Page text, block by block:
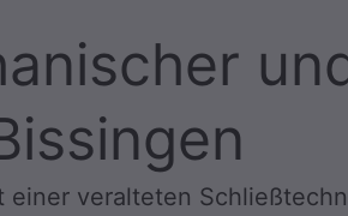
einer veralteten